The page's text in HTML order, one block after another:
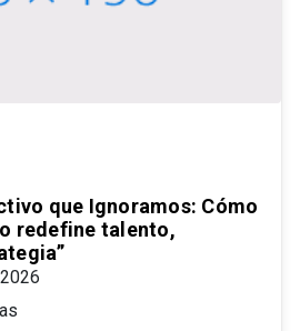
que Ignoramos: Cómo
redefine talento,